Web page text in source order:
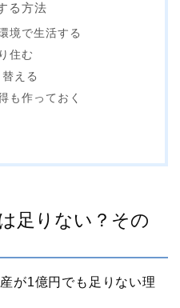
る方法
境で生活する
住む
える
も作っておく
足りない？その
が1億円でも足りない理